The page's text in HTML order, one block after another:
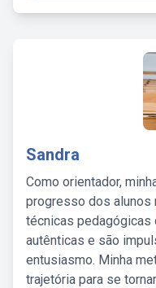
Sandra
Como orientador,
progresso dos alunos
técnicas pedagógicas
autênticas e são
entusiasmo. Minha
trajetória para se